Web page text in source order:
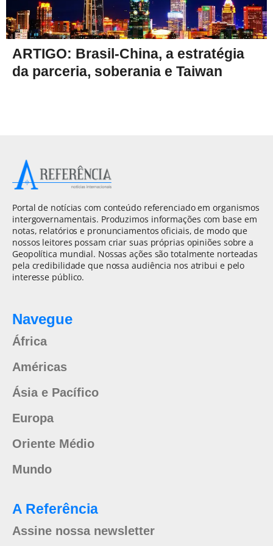
ARTIGO: Brasil-China, a estratégia
da parceria, soberania e Taiwan
Portal de notícias com conteúdo referenciado em organismos
intergovernamentais. Produzimos informações com base em
notas, relatórios e pronunciamentos oficiais, de modo que
nossos leitores possam criar suas próprias opiniões sobre a
Geopolítica mundial. Nossas ações são totalmente norteadas
pela credibilidade que nossa audiência nos atribui e pelo
interesse público.
Navegue
África
Américas
Ásia e Pacífico
Europa
Oriente Médio
Mundo
A Referência
Assine nossa newsletter